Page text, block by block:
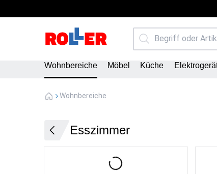
Wohnbereiche Möbel Küche
Wohnbereiche
Esszimmer